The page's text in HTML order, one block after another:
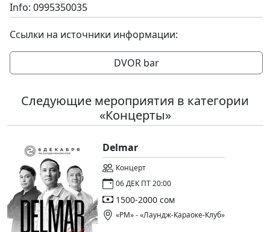
Info: 0995350035
Ссылки на источники информации:
DVOR bar
Следующие мероприятия в категории
«Концерты»
Delmar
Концерт
06 ДЕК ПТ 20:00
1500-2000 сом
«РМ» - «Лаундж-Караоке-Клуб»